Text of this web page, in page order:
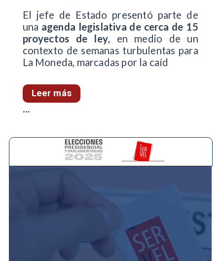
El jefe de Estado presentó parte de
una agenda legislativa de cerca de 15
proyectos de ley, en medio de un
contexto de semanas turbulentas para
La Moneda, marcadas por la caíd
Leer más
...